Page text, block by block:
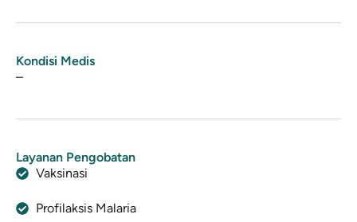
Kondisi Medis
–
Layanan Pengobatan
Vaksinasi
Profilaksis Malaria